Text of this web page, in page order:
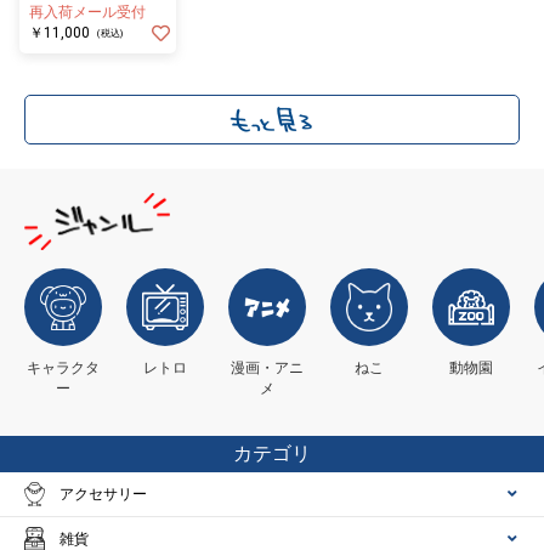
再入荷メール受付
￥11,000
(税込)
キャラクタ
ー
レトロ
漫画・アニ
メ
ねこ 動物園
カテゴリ
アクセサリー
雑貨